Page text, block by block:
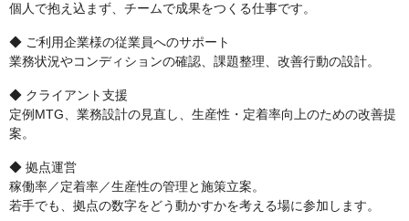
個人で抱え込まず、チームで成果をつくる仕事です。
◆ ご利用企業様の従業員へのサポート
業務状況やコンディションの確認、課題整理、改善行動の設計。
◆ クライアント支援
定例MTG、業務設計の見直し、生産性・定着率向上のための改善提
案。
◆ 拠点運営
稼働率／定着率／生産性の管理と施策立案。
若手でも、拠点の数字をどう動かすかを考える場に参加します。